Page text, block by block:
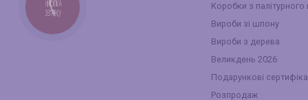
Коробки з палітурного
Вироби зі шпону
Вироби з дерева
Великдень 2026
Подарункові
Розпродаж
КНОПКА
ЗВ'ЯЗКУ